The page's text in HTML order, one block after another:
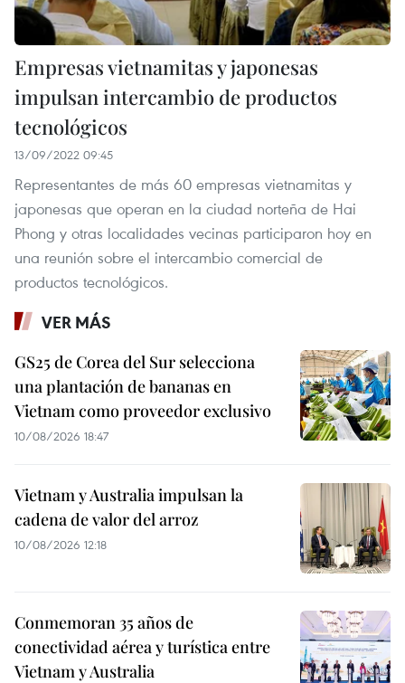
Empresas vietnamitas y japonesas
impulsan intercambio de productos
tecnológicos
13/09/2022 09:45
Representantes de más 60 empresas vietnamitas y
japonesas que operan en la ciudad norteña de Hai
Phong y otras localidades vecinas participaron hoy en
una reunión sobre el intercambio comercial de
productos tecnológicos.
VER MÁS
GS25 de Corea del Sur selecciona
una plantación de bananas en
Vietnam como proveedor exclusivo
10/08/2026 18:47
Vietnam y Australia impulsan la
cadena de valor del arroz
10/08/2026 12:18
Conmemoran 35 años de
conectividad aérea y turística entre
Vietnam y Australia